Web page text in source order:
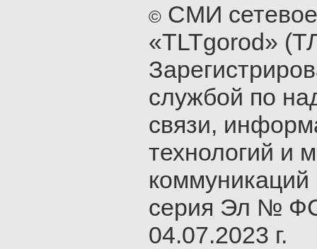
© СМИ
«TLTgorod»
службой по
связи,
технологий и
серия Эл №
04.07.2023 г.